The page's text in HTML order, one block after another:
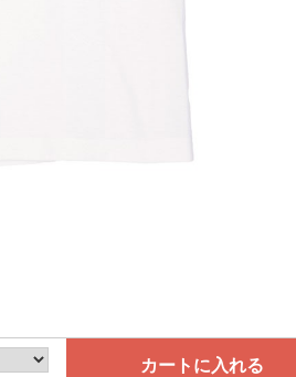
カートに入れる